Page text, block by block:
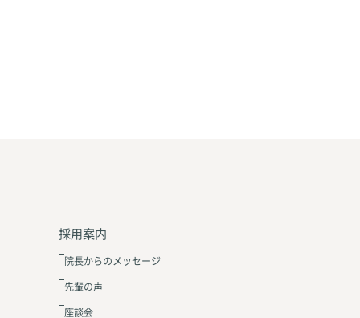
採用案内
院長からのメッセージ
先輩の声
座談会